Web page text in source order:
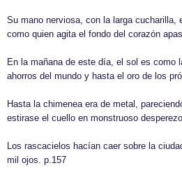
Su mano nerviosa, con la larga cucharilla,
como quien agita el fondo del corazón
En la mañana de este día, el sol es como
ahorros del mundo y hasta el oro de los
Hasta la chimenea era de metal,
estirase el cuello en monstruoso
Los rascacielos hacían caer sobre la
mil ojos. p.157